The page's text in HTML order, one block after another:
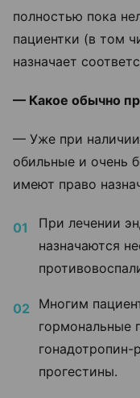
полностью пока
пациентки (в том
назначает
— Какое обычно
— Уже при наличии
обильные и очень
имеют право
При лечении
назначаются
Многим
гормональные
гонадотропин-
прогестины.